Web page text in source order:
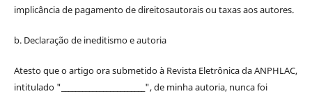
implicância de pagamento dedireitosautoraisou taxas aos autores.
b. Declaração de ineditismo e autoria
Atesto que o artigo ora submetido à Revista Eletrônica da ANPHLAC,
intitulado "________________________", de minha autoria, nunca foi